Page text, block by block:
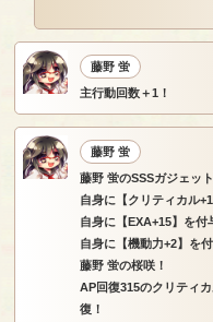
藤野 蛍
主行動回数＋1！
藤野 蛍
藤野 蛍のSSSガジェッ
自身に【クリティカル
自身に【EXA+15】を付
自身に【機動力+2】を付
藤野 蛍の桜咲！
AP回復315のクリティ
復！